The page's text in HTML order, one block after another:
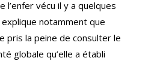
m
l’enfer vécu il y a quelques
explique notamment que
pris la peine de consulter le
globale qu’elle a établi